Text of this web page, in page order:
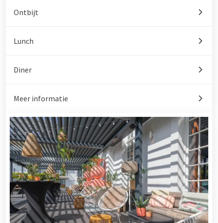
Ontbijt
Lunch
Diner
Meer informatie